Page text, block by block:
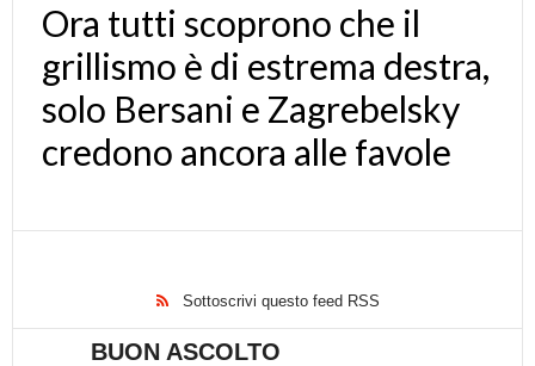
Ora tutti scoprono che il
grillismo è di estrema destra,
solo Bersani e Zagrebelsky
credono ancora alle favole
Sottoscrivi questo feed RSS
BUON ASCOLTO